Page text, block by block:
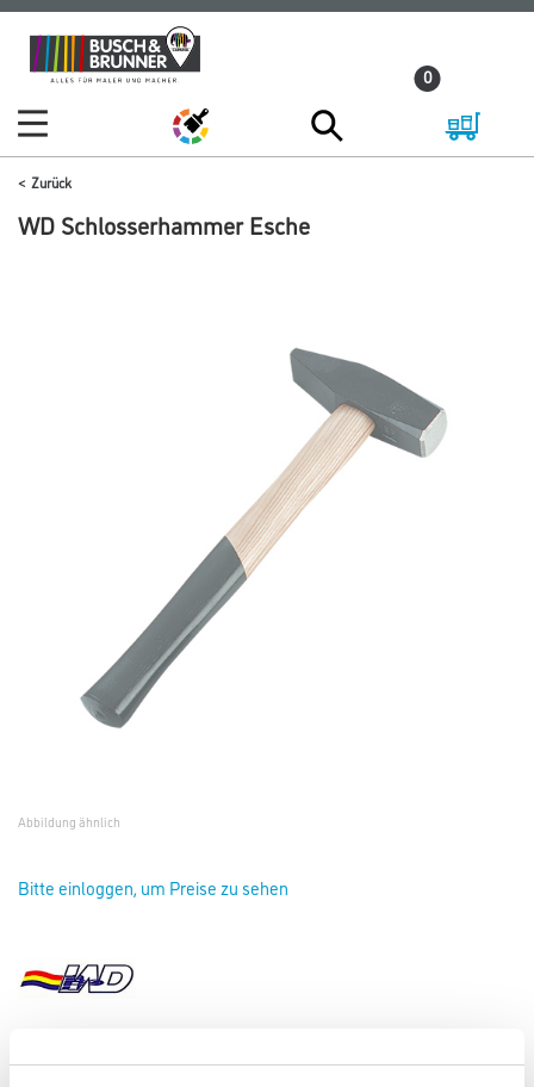
Zum
Inhalt
Zum
Navigationsmenü
0
Zurück
WD Schlosserhammer Esche
Abbildung ähnlich
Bitte einloggen, um Preise zu sehen
WD Schlosserhammer Esche 200g